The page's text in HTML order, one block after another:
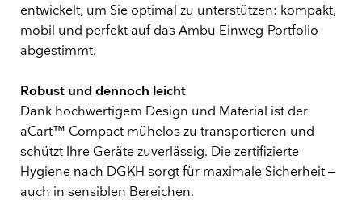
entwickelt, um Sie optimal zu unterstützen: kompakt,
mobil und perfekt auf das Ambu Einweg-Portfolio
abgestimmt.
Robust und dennoch leicht
Dank hochwertigem Design und Material ist der
aCart™ Compact mühelos zu transportieren und
schützt Ihre Geräte zuverlässig. Die zertifizierte
Hygiene nach DGKH sorgt für maximale Sicherheit –
auch in sensiblen Bereichen.